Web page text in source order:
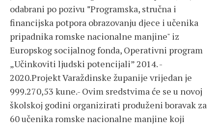
odabrani po pozivu "Programska, stručna i
financijska potpora obrazovanju djece i učenika
pripadnika romske nacionalne manjine" iz
Europskog socijalnog fonda, Operativni program
„Učinkoviti ljudski potencijali” 2014. -
2020.Projekt Varaždinske županije vrijedan je
999.270,53 kune.- Ovim sredstvima će se u novoj
školskoj godini organizirati produženi boravak za
60 učenika romske nacionalne manjine koji